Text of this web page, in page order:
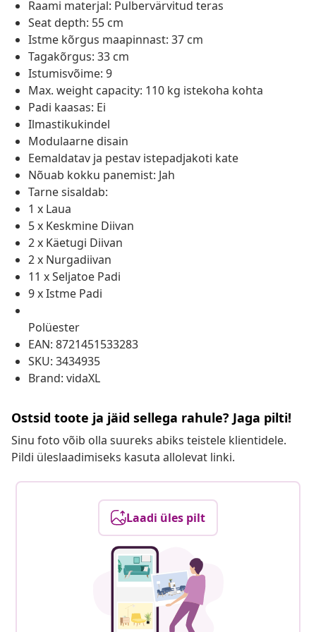
Raami materjal: Pulbervärvitud teras
Seat depth: 55 cm
Istme kõrgus maapinnast: 37 cm
Tagakõrgus: 33 cm
Istumisvõime: 9
Max. weight capacity: 110 kg istekoha kohta
Padi kaasas: Ei
Ilmastikukindel
Modulaarne disain
Eemaldatav ja pestav istepadjakoti kate
Nõuab kokku panemist: Jah
Tarne sisaldab:
1 x Laua
5 x Keskmine Diivan
2 x Käetugi Diivan
2 x Nurgadiivan
11 x Seljatoe Padi
9 x Istme Padi
Polüester
EAN: 8721451533283
SKU: 3434935
Brand: vidaXL
Ostsid toote ja jäid sellega rahule? Jaga pilti!
Sinu foto võib olla suureks abiks teistele klientidele.
Pildi üleslaadimiseks kasuta allolevat linki.
Laadi üles pilt